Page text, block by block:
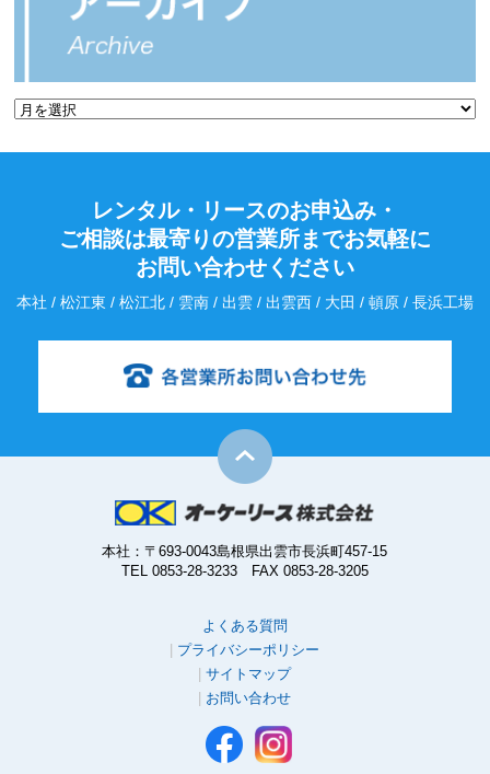
レンタル・リースのお申込み・
ご相談は最寄りの営業所までお気軽に
お問い合わせください
本社 / 松江東 / 松江北 / 雲南 / 出雲 / 出雲西 / 大田 / 頓原 / 長浜工場
本社：〒693-0043島根県出雲市長浜町457-15
TEL 0853-28-3233 FAX 0853-28-3205
よくある質問
プライバシーポリシー
サイトマップ
お問い合わせ